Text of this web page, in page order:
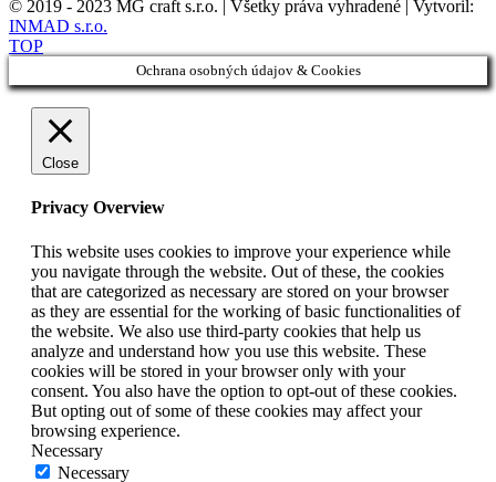
© 2019 - 2023 MG craft s.r.o. | Všetky práva vyhradené | Vytvoril:
INMAD s.r.o.
TOP
Ochrana osobných údajov & Cookies
Close
Privacy Overview
This website uses cookies to improve your experience while
you navigate through the website. Out of these, the cookies
that are categorized as necessary are stored on your browser
as they are essential for the working of basic functionalities of
the website. We also use third-party cookies that help us
analyze and understand how you use this website. These
cookies will be stored in your browser only with your
consent. You also have the option to opt-out of these cookies.
But opting out of some of these cookies may affect your
browsing experience.
Necessary
Necessary